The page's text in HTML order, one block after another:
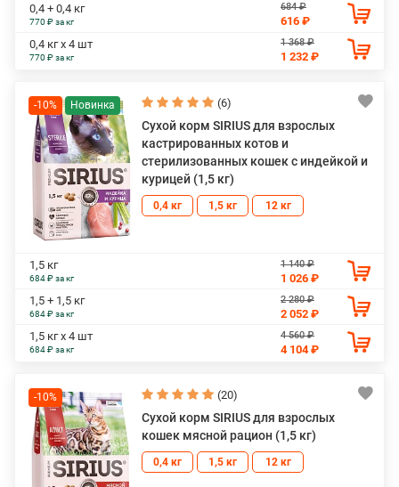
0,4 + 0,4 кг
770 ₽ за кг
684 ₽
616 ₽
0,4 кг х 4 шт
770 ₽ за кг
1 368 ₽
1 232 ₽
-10% (6)
Сухой корм SIRIUS для взрослых
кастрированных котов и
стерилизованных кошек с индейкой и
курицей (1,5 кг)
0,4 кг 1,5 кг 12 кг
1,5 кг
684 ₽ за кг
1 140 ₽
1 026 ₽
1,5 + 1,5 кг
684 ₽ за кг
2 280 ₽
2 052 ₽
1,5 кг х 4 шт
684 ₽ за кг
4 560 ₽
4 104 ₽
-10% (20)
Сухой корм SIRIUS для взрослых
кошек мясной рацион (1,5 кг)
0,4 кг 1,5 кг 12 кг